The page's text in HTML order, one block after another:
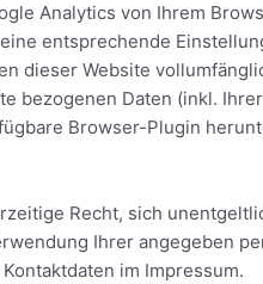
Analytics von Ihrem
entsprechende
dieser Website
bezogenen Daten (inkl.
Browser-Plugin
Recht, sich
Ihrer angegeben
im Impressum.